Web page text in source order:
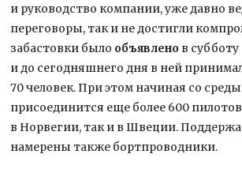
и руководство компании, уже давно
переговоры, так и не достигли
забастовки было объявлено в субботу
и до сегодняшнего дня в ней
70 человек. При этом начиная со
присоединится еще более 600
в Норвегии, так и в Швеции.
намерены также бортпроводники.